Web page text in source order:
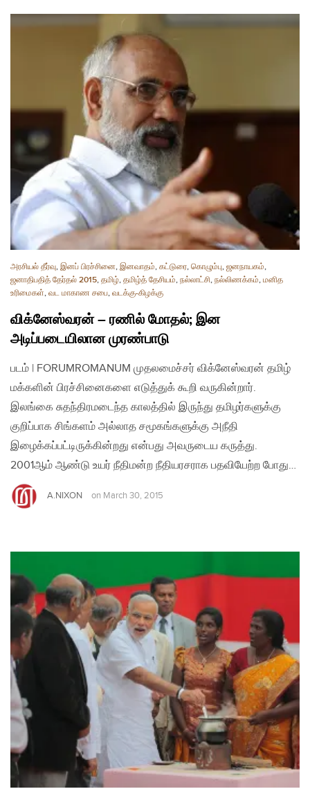
அரசியல் தீர்வு, இனப் பிரச்சினை, இனவாதம், கட்டுரை, கொழும்பு, ஜனநாயகம்,
ஜனாதிபதித் தேர்தல் 2015, தமிழ், தமிழ்த் தேசியம், நல்லாட்சி, நல்லிணக்கம், மனித
உரிமைகள், வட மாகாண சபை, வடக்கு-கிழக்கு
விக்னேஸ்வரன் – ரணில் மோதல்; இன
அடிப்படையிலான முரண்பாடு
படம் | FORUMROMANUM முதலமைச்சர் விக்னேஸ்வரன் தமிழ்
மக்களின் பிரச்சினைகளை எடுத்துக் கூறி வருகின்றார்.
இலங்கை சுதந்திரமடைந்த காலத்தில் இருந்து தமிழர்களுக்கு
குறிப்பாக சிங்களம் அல்லாத சமூகங்களுக்கு அநீதி
இழைக்கப்பட்டிருக்கின்றது என்பது அவருடைய கருத்து.
2001ஆம் ஆண்டு உயர் நீதிமன்ற நீதியரசராக பதவியேற்ற போது…
A.NIXON on March 30, 2015